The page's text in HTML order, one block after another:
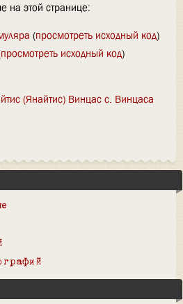
на этой странице:
(просмотреть исходный код)
просмотреть исходный код)
(Янайтис) Винцас с. Винцаса